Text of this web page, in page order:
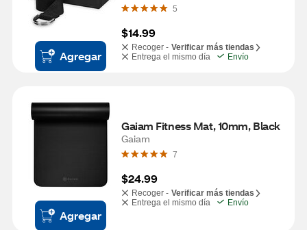
Agregar
5
$14.99
Recoger - Verificar más tiendas
Entrega el mismo día
Envío
Agregar
Gaiam Fitness Mat, 10mm, Black
Gaiam
7
$24.99
Recoger - Verificar más tiendas
Entrega el mismo día
Envío